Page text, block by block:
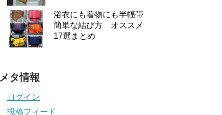
浴衣にも着物にも半幅帯
簡単な結び方 オススメ
17選まとめ
メタ情報
ログイン
投稿フィード